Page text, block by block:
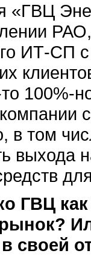
«ГВЦ
ИТ-СП с
100%-
том
выхода
ГВЦ
в своей